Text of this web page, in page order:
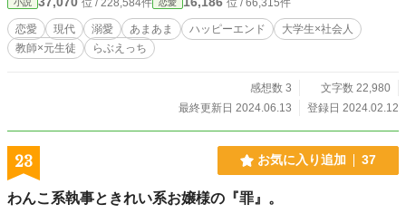
小説 位 / 228,584件 恋愛 位 / 66,315件
恋愛 現代 溺愛 あまあま ハッピーエンド
大学生×社会人
教師×元生徒
らぶえっち
感想数 3
文字数 22,980
最終更新日 2024.06.13
登録日 2024.02.12
23 お気に入り追加 37
わんこ系執事ときれい系お嬢様の『罪』。